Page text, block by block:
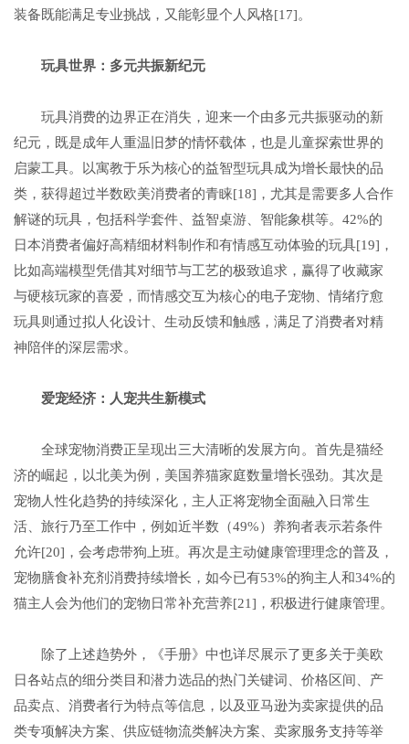
装备既能满足专业挑战，又能彰显个人风格[17]。
玩具世界 ： 多元共振新纪元
玩具消费的边界正在消失，迎来一个由多元共振驱动的新
纪元，既是成年人重温旧梦的情怀载体，也是儿童探索世界的
启蒙工具。以寓教于乐为核心的益智型玩具成为增长最快的品
类，获得超过半数欧美消费者的青睐[18]，尤其是需要多人合作
解谜的玩具，包括科学套件、益智桌游、智能象棋等。42%的
日本消费者偏好高精细材料制作和有情感互动体验的玩具[19]，
比如高端模型凭借其对细节与工艺的极致追求，赢得了收藏家
与硬核玩家的喜爱，而情感交互为核心的电子宠物、情绪疗愈
玩具则通过拟人化设计、生动反馈和触感，满足了消费者对精
神陪伴的深层需求。
爱宠经济： 人宠共生新模式
全球宠物消费正呈现出三大清晰的发展方向。首先是猫经
济的崛起，以北美为例，美国养猫家庭数量增长强劲。其次是
宠物人性化趋势的持续深化，主人正将宠物全面融入日常生
活、旅行乃至工作中，例如近半数（49%）养狗者表示若条件
允许[20]，会考虑带狗上班。再次是主动健康管理理念的普及，
宠物膳食补充剂消费持续增长，如今已有53%的狗主人和34%的
猫主人会为他们的宠物日常补充营养[21]，积极进行健康管理。
除了上述趋势外，《手册》中也详尽展示了更多关于美欧
日各站点的细分类目和潜力选品的热门关键词、价格区间、产
品卖点、消费者行为特点等信息，以及亚马逊为卖家提供的品
类专项解决方案、供应链物流类解决方案、卖家服务支持等举